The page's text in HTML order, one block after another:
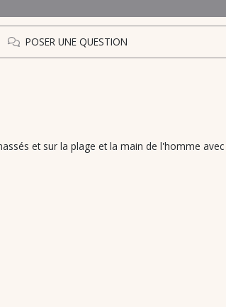
POSER UNE QUESTION
et sur la plage et la main de l'homme